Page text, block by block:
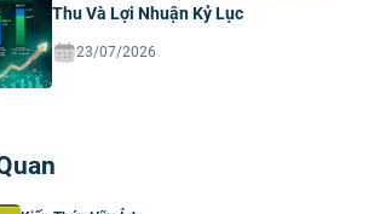
Thu Và Lợi Nhuận Kỷ Lục
23/07/2026